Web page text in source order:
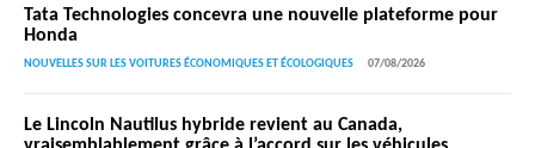
Tata Technologies concevra une nouvelle plateforme pour
Honda
NOUVELLES SUR LES VOITURES ÉCONOMIQUES ET ÉCOLOGIQUES 07/08/2026
Le Lincoln Nautilus hybride revient au Canada,